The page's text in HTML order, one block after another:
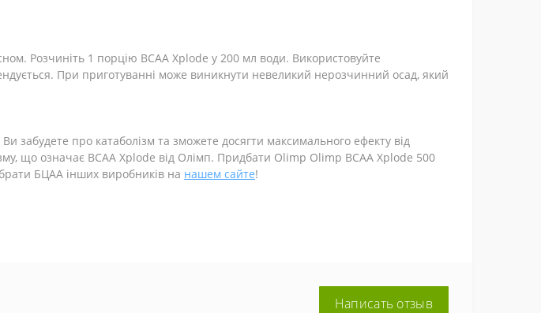
Розчиніть 1 порцію BCAA Xplode у 200 мл води. Використовуйте
При приготуванні може виникнути невеликий нерозчинний осад, який
забудете про катаболізм та зможете досягти максимального ефекту від
що означає BCAA Xplode від Олімп. Придбати Olimp Olimp BCAA Xplode 500
БЦАА інших виробників на нашем сайте!
Написать отзыв